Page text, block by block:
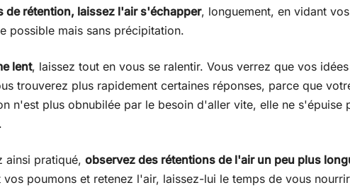
de rétention, laissez l'air s'échapper, longuement, en vidant vos
possible mais sans précipitation.
lent, laissez tout en vous se ralentir. Vous verrez que vos
trouverez plus rapidement certaines réponses, parce que
n'est plus obnubilée par le besoin d'aller vite, elle ne s'épuise
ainsi pratiqué, observez des rétentions de l'air un peu plus
vos poumons et retenez l'air, laissez-lui le temps de vous nourrir